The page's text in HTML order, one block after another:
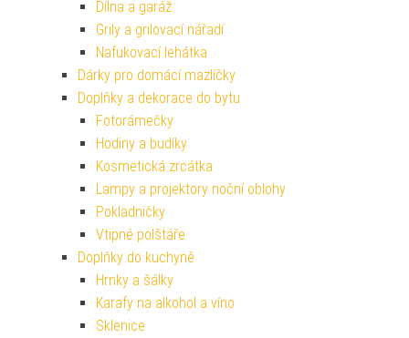
Dílna a garáž
Grily a grilovací nářadí
Nafukovací lehátka
Dárky pro domácí mazlíčky
Doplňky a dekorace do bytu
Fotorámečky
Hodiny a budíky
Kosmetická zrcátka
Lampy a projektory noční oblohy
Pokladničky
Vtipné polštáře
Doplňky do kuchyně
Hrnky a šálky
Karafy na alkohol a víno
Sklenice